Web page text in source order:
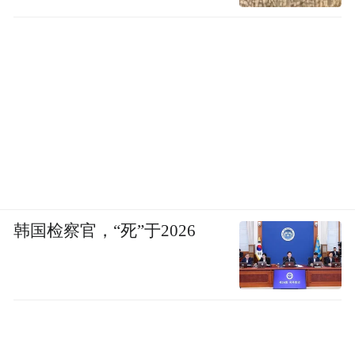
韩国检察官，“死”于2026